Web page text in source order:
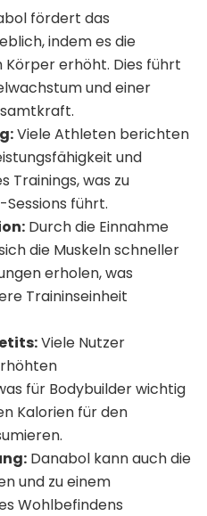
fördert das
indem es die
erhöht. Dies führt
und einer
Viele Athleten berichten
und
Trainings, was zu
führt.
Durch die Einnahme
die Muskeln schneller
erholen, was
Traininseinheit
Viele Nutzer
für Bodybuilder wichtig
Kalorien für den
Danabol kann auch die
und zu einem
Wohlbefindens